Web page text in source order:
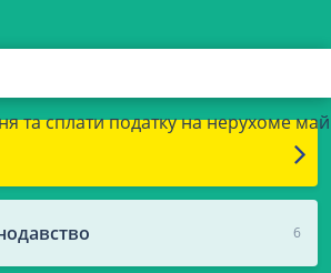
та сплати податку на нерухоме
6